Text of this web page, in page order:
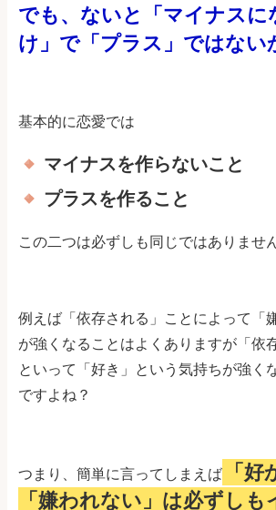
でも、ないと「マイナスに
け」で「プラス」ではない
基本的に恋愛では
マイナスを作らないこと
プラスを作ること
この二つは必ずしも同じではありません
例えば「依存される」ことによって「
が強くなることはよくありますが「依
といって「好き」という気持ちが強く
ですよね？
つまり、簡単に言ってしまえば
「
「嫌われない」は必ずしも